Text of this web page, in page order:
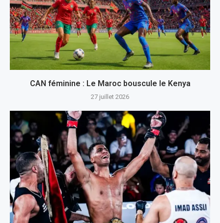
CAN féminine : Le Maroc bouscule le Kenya
27 juillet 2026